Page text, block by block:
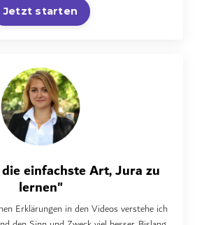
Jetzt starten
einfachste Art, Jura zu
lernen"
Erklärungen in den Videos verstehe ich